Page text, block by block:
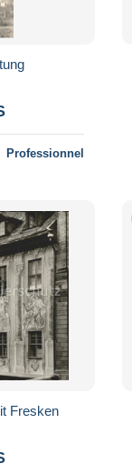
Professionnel
Fresken